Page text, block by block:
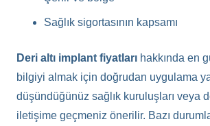
Sağlık sigortasının kapsamı
Deri altı implant fiyatları hakkında en
bilgiyi almak için doğrudan uygulama
düşündüğünüz sağlık kuruluşları veya
iletişime geçmeniz önerilir. Bazı